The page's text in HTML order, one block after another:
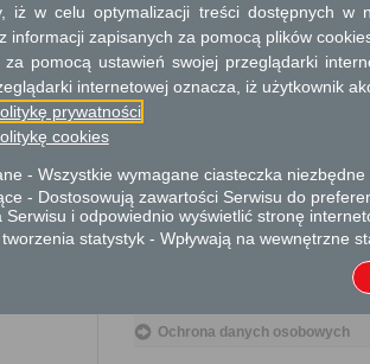
usprawnienie pracy i
Organ właściwy dla
miesiąca.
Podstawa prawna
Ustawa z dnia 14
Rozporządzenie
skarg i wniosków (Dz.
Ochrona danych osobowych
iż w celu optymalizacji treści dostępnych w
informacji zapisanych za pomocą plików
za pomocą ustawień swojej przeglądarki
internetowej oznacza, iż użytkownik
prywatności
cookies
- Wszystkie wymagane ciasteczka
- Dostosowują zawartości Serwisu do
Serwisu i odpowiednio wyświetlić stronę
statystyk - Wpływają na wewnętrzne